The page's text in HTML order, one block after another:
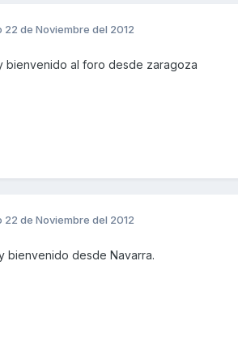
22 de Noviembre del 2012
bienvenido al foro desde zaragoza
22 de Noviembre del 2012
bienvenido desde Navarra.